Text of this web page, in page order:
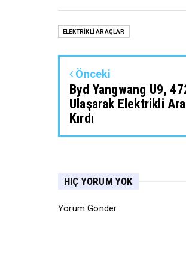
ELEKTRİKLİ ARAÇLAR
Önceki
Byd Yangwang U9,
Ulaşarak Elektrikli
Kırdı
HIÇ YORUM YOK
Yorum Gönder